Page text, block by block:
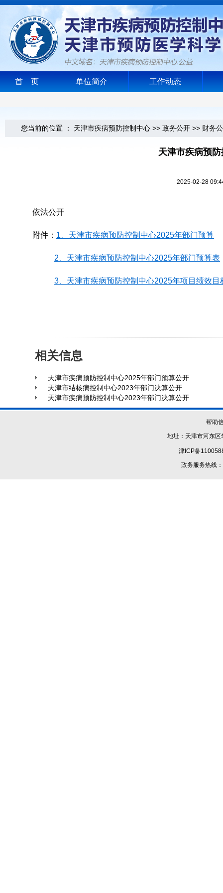
首 页 单位简介 工作动态
您当前的位置 ： 天津市疾病预防控制中心 >> 政务公开 >> 财务
天津市疾病预
2025-02-28
依法公开
附件： 1、天津市疾病预防控制中心2025年部门预算
2、天津市疾病预防控制中心2025年部门预算表
3、天津市疾病预防控制中心2025年项目绩效目
相关信息
天津市疾病预防控制中心2025年部门预算公开
天津市结核病控制中心2023年部门决算公开
天津市疾病预防控制中心2023年部门决算公开
帮助
地址：天津市河
津ICP备
政务服务热线